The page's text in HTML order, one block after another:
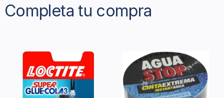
Completa tu compra